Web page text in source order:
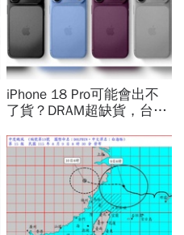
iPhone 18 Pro可能會出不
了貨？DRAM超缺貨，台積
「只能枯等」…新iPhone會
貴多少